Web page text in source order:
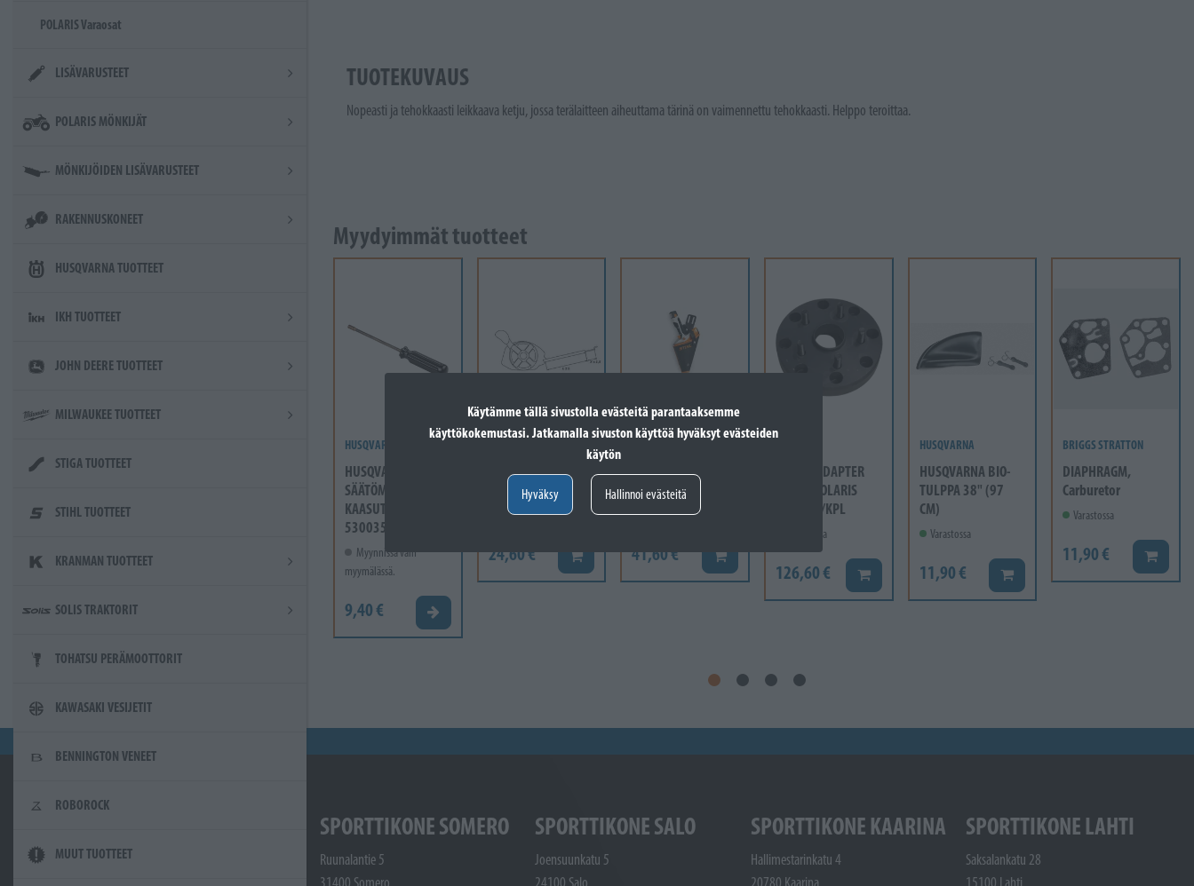
Käytämme tällä sivustolla evästeitä parantaaksemme
käyttökokemustasi. Jatkamalla sivuston käyttöä hyväksyt evästeiden
käytön
Hyväksy Hallinnoi evästeitä
POLARIS Varaosat
LISÄVARUSTEET
POLARIS MÖNKIJÄT
MÖNKIJÖIDEN LISÄVARUSTEET
RAKENNUSKONEET
HUSQVARNA TUOTTEET
IKH TUOTTEET
JOHN DEERE TUOTTEET
MILWAUKEE TUOTTEET
STIGA TUOTTEET
STIHL TUOTTEET
KRANMAN TUOTTEET
SOLIS TRAKTORIT
TOHATSU PERÄMOOTTORIT
KAWASAKI VESIJETIT
BENNINGTON VENEET
ROBOROCK
MUUT TUOTTEET
TUOTEKUVAUS
Nopeasti ja tehokkaasti leikkaava ketju, jossa terälaitteen aiheuttama tärinä on vaimennettu tehokkaasti. Helppo teroittaa.
Myydyimmät tuotteet
HUSQVARNA
HUSQVARNA
SÄÄTÖMEISSELI,
KAASUTIN
5300355-60
Myynnissä vain
myymälässä.
9,40 € Valitse vaihtoehto
STIGA Throttle
Cable L=1020
Varastossa
24,60 € Lisää koriin
STIHL
STIHL Vyökotelo
GTA 26
Varastossa
41,60 € Lisää koriin
WHEEL ADAPTER
5X112 POLARIS
38mm 1/KPL
Varastossa
126,60 € Lisää koriin
HUSQVARNA
HUSQVARNA BIO-
TULPPA 38" (97
CM)
Varastossa
11,90 € Lisää koriin
BRIGGS STRATTON
DIAPHRAGM,
Carburetor
Varastossa
11,90 € Lisää
SPORTTIKONE SOMERO
Ruunalantie 5
SPORTTIKONE SALO
Joensuunkatu 5
SPORTTIKONE KAARINA
Hallimestarinkatu 4
SPORTTIKONE LAHTI
Saksalankatu 28